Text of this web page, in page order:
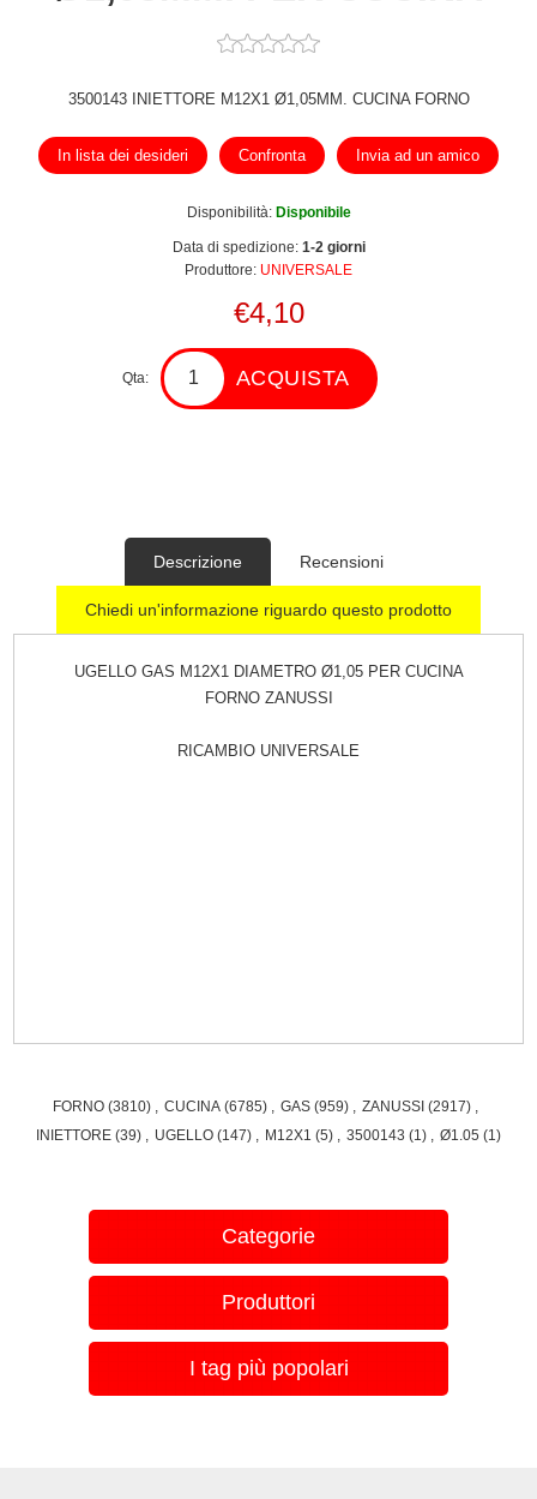
3500143 INIETTORE M12X1 Ø1,05MM. CUCINA FORNO
In lista dei desideri Confronta Invia ad un amico
Disponibilità: Disponibile
Data di spedizione: 1-2 giorni
Produttore: UNIVERSALE
€4,10
Qta: ACQUISTA
Descrizione Recensioni
Chiedi un'informazione riguardo questo prodotto
UGELLO GAS M12X1 DIAMETRO Ø1,05 PER CUCINA
FORNO ZANUSSI
RICAMBIO UNIVERSALE
FORNO (3810) CUCINA (6785) GAS (959) ZANUSSI (2917)
INIETTORE (39) UGELLO (147) M12X1 (5) 3500143 (1) Ø1.05 (1)
Categorie
Produttori
I tag più popolari